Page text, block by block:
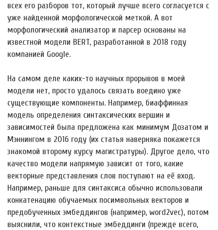
всех его разборов тот, который лучше всего согласуется с
уже найденной морфологической меткой. А вот
морфологический анализатор и парсер основаны на
известной модели BERT, разработанной в 2018 году
компанией Google.
На самом деле каких-то научных прорывов в моей
модели нет, просто удалось связать воедино уже
существующие компоненты. Например, биаффинная
модель определения синтаксических вершин и
зависимостей была предложена как минимум Дозатом и
Мэннингом в 2016 году (их статья наверняка покажется
знакомой второму курсу магистратуры). Другое дело, что
качество модели напрямую зависит от того, какие
векторные представления слов поступают на её вход.
Например, раньше для синтаксиса обычно использовали
конкатенацию обучаемых посимвольных векторов и
предобученных эмбеддингов (например, word2vec), потом
выяснили, что контекстные эмбеддинги (прежде всего,